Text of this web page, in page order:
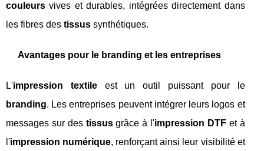
couleurs vives et durables, intégrées directement dans
les fibres des tissus synthétiques.
Avantages pour le branding et les entreprises
L'impression textileest un outil puissant pour le
branding. Les entreprises peuvent intégrer leurs logos et
messages sur des tissusgrâce à l'impression DTFet à
l'impression numérique, renforçant ainsi leur visibilité et